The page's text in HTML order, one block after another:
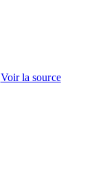
Voir la source